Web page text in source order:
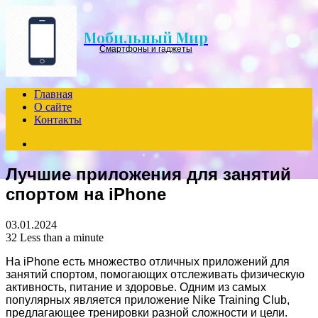
Мобильный Мир
Смартфоны и гаджеты
Главная
О сайте
Контакты
Лучшие приложения для занятий
спортом на iPhone
03.01.2024
32 Less than a minute
На iPhone есть множество отличных приложений для
занятий спортом, помогающих отслеживать физическую
активность, питание и здоровье. Одним из самых
популярных является приложение Nike Training Club,
предлагающее тренировки разной сложности и цели.